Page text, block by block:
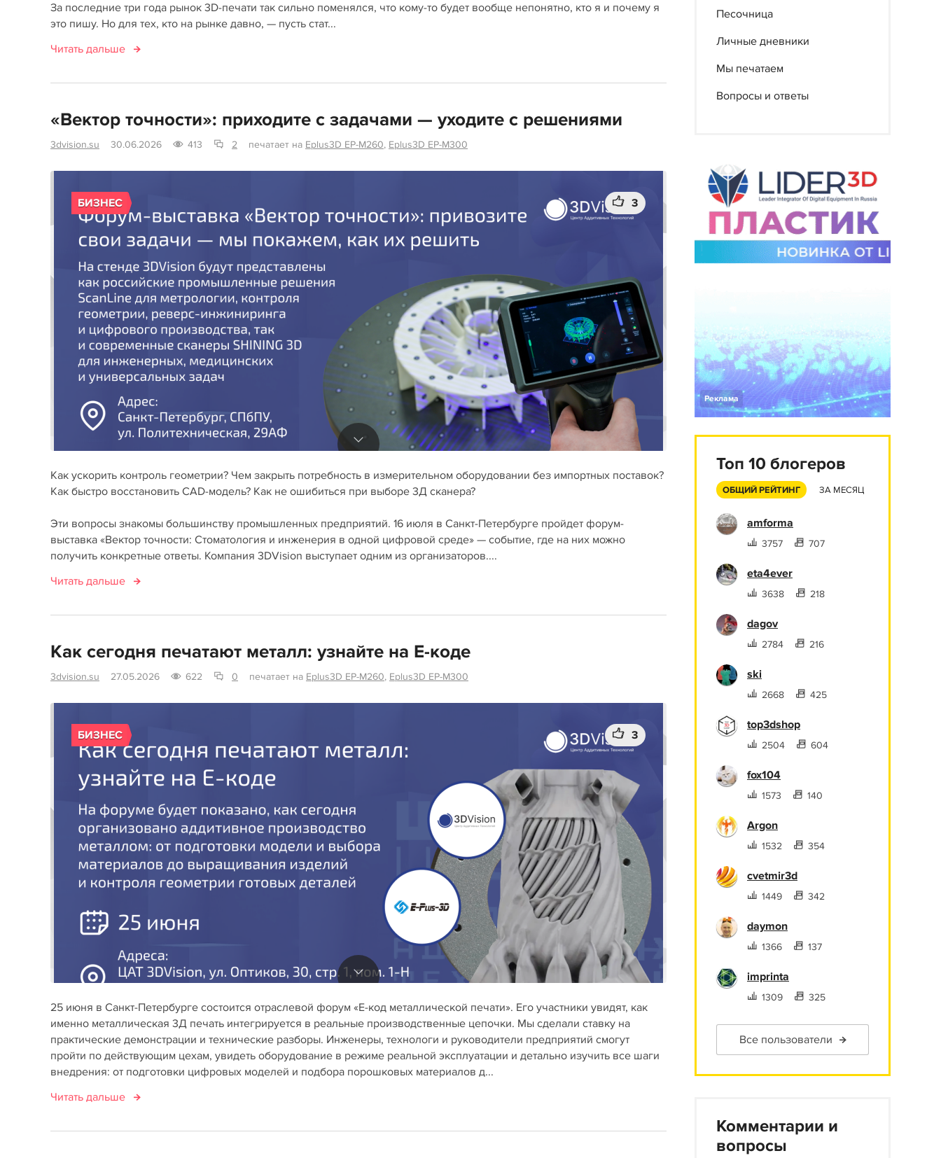
За последние три года рынок 3D-печати так сильно поменялся, что кому-то будет вообще непонятно, кто я и почему я
это пишу. Но для тех, кто на рынке давно, — пусть стат...
Читать дальше
«Вектор точности»: приходите с задачами — уходите с решениями
3dvision.su 30.06.2026 413 2 печатает на Eplus3D EP-M260, Eplus3D EP-M300
БИЗНЕС 3
Как ускорить контроль геометрии? Чем закрыть потребность в измерительном оборудовании без импортных поставок?
Как быстро восстановить CAD-модель? Как не ошибиться при выборе 3Д сканера?
Эти вопросы знакомы большинству промышленных предприятий. 16 июля в Санкт-Петербурге пройдет форум-
выставка «Вектор точности: Стоматология и инженерия в одной цифровой среде» — событие, где на них можно
получить конкретные ответы. Компания 3DVision выступает одним из организаторов....
Читать дальше
Как сегодня печатают металл: узнайте на E-коде
3dvision.su 27.05.2026 622 0 печатает на Eplus3D EP-M260, Eplus3D EP-M300
БИЗНЕС 3
25 июня в Санкт-Петербурге состоится отраслевой форум «Е-код металлической печати». Его участники увидят, как
именно металлическая 3Д печать интегрируется в реальные производственные цепочки. Мы сделали ставку на
практические демонстрации и технические разборы. Инженеры, технологи и руководители предприятий смогут
пройти по действующим цехам, увидеть оборудование в режиме реальной эксплуатации и детально изучить все шаги
внедрения: от подготовки цифровых моделей и подбора порошковых материалов д...
Читать дальше
Песочница
Личные дневники
Мы печатаем
Вопросы и ответы
Реклама
Топ 10 блогеров
ОБЩИЙ РЕЙТИНГ ЗА МЕСЯЦ
amforma
3757 707
eta4ever
3638 218
dagov
2784 216
ski
2668 425
top3dshop
2504 604
fox104
1573 140
Argon
1532 354
cvetmir3d
1449 342
daymon
1366 137
imprinta
1309 325
Все пользователи
Комментарии и
вопросы